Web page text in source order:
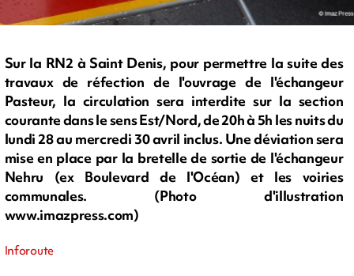
Sur la RN2 à Saint Denis, pour permettre la suite des
travaux de réfection de l'ouvrage de l'échangeur
Pasteur, la circulation sera interdite sur la section
courante dans le sens Est/Nord, de 20h à 5h les nuits du
lundi 28 au mercredi 30 avril inclus. Une déviation sera
mise en place par la bretelle de sortie de l'échangeur
Nehru (ex Boulevard de l'Océan) et les voiries
communales. (Photo d'illustration
www.imazpress.com)
Inforoute